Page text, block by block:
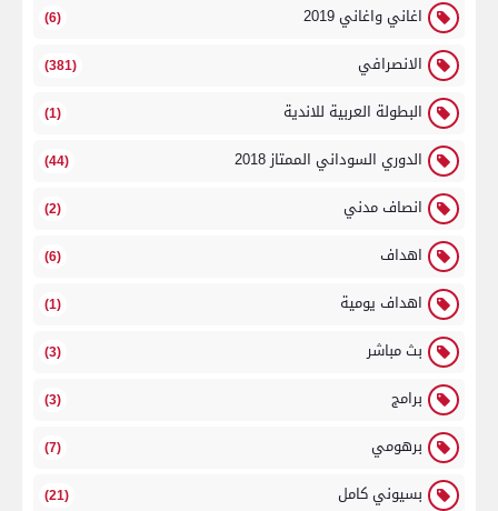
اغاني واغاني 2019 (6)
الانصرافي (381)
البطولة العربية للاندية (1)
الدوري السوداني الممتاز 2018 (44)
انصاف مدني (2)
اهداف (6)
اهداف يومية (1)
بث مباشر (3)
برامج (3)
برهومي (7)
بسيوني كامل (21)